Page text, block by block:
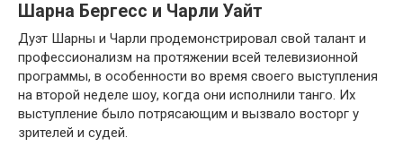
Шарна Бергесс и Чарли Уайт
Дуэт Шарны и Чарли продемонстрировал свой талант и
профессионализм на протяжении всей телевизионной
программы, в особенности во время своего выступления
на второй неделе шоу, когда они исполнили танго. Их
выступление было потрясающим и вызвало восторг у
зрителей и судей.